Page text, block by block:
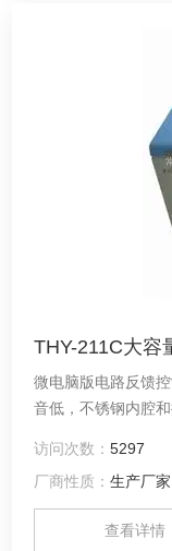
THY-211C大容
微电脑版电路反馈
音低，不锈钢内腔
长的Z适温度，选用
温冷冻摇床将自动
一体，具有投资少
访问次数：5297
厂商性质：生产厂家
查看详情